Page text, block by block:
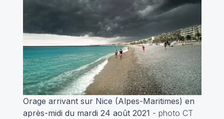
Orage arrivant sur Nice (Alpes-Maritimes) en
après-midi du mardi 24 août 2021 - photo CT